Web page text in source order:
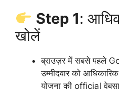
Step 1:
खोलें
ब्राउज़र में सबसे पहले
उम्मीदवार को
योजना की official